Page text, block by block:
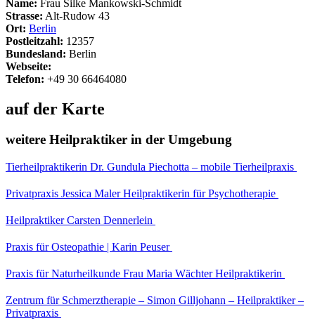
Name: Frau Silke Mankowski-Schmidt
Strasse: Alt-Rudow 43
Ort: Berlin
Postleitzahl: 12357
Bundesland: Berlin
Webseite:
Telefon: +49 30 66464080
auf der Karte
weitere Heilpraktiker in der Umgebung
Tierheilpraktikerin Dr. Gundula Piechotta – mobile Tierheilpraxis
Privatpraxis Jessica Maler Heilpraktikerin für Psychotherapie
Heilpraktiker Carsten Dennerlein
Praxis für Osteopathie | Karin Peuser
Praxis für Naturheilkunde Frau Maria Wächter Heilpraktikerin
Zentrum für Schmerztherapie – Simon Gilljohann – Heilpraktiker –
Privatpraxis